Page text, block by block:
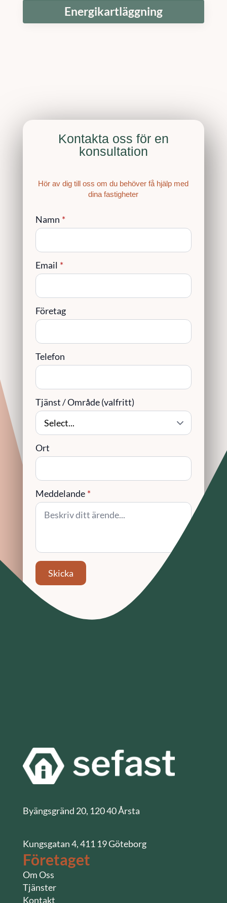
Energikartläggning
Kontakta oss för en
konsultation
Hör av dig till oss om du behöver få hjälp med
dina fastigheter
Namn *
Email *
Företag
Telefon
Tjänst / Område (valfritt)
Ort
Meddelande *
Skicka
Byängsgränd 20, 120 40 Årsta
Kungsgatan 4, 411 19 Göteborg
Företaget
Om Oss
Tjänster
Kontakt